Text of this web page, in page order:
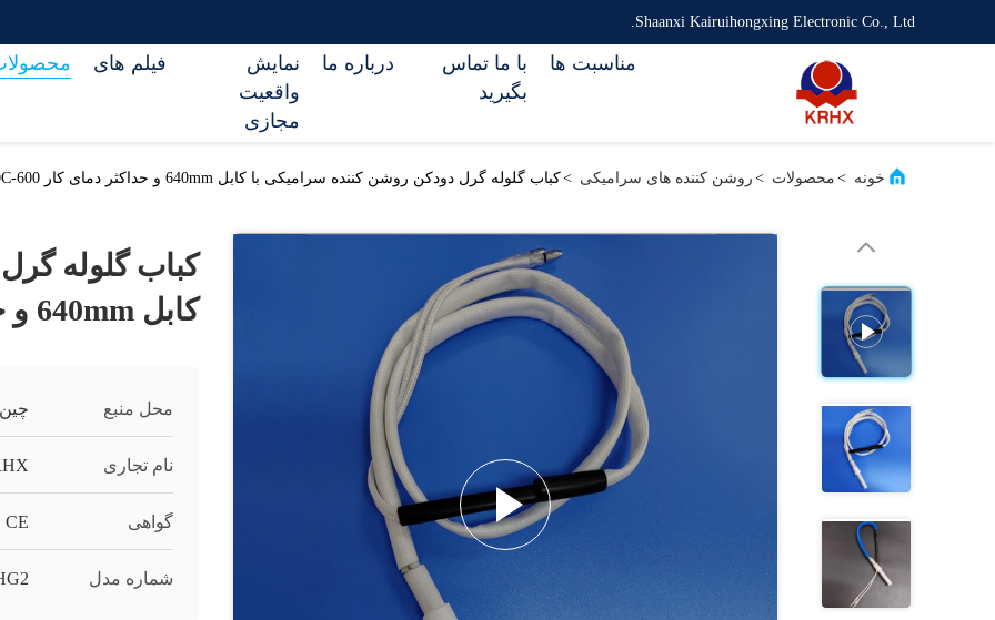
Shaanxi Kairuihongxing Electronic Co., Ltd.
فیلم های
نمایش
واقعیت
مجازی
درباره ما
با ما تماس
بگیرید
مناسبت ها
خونه > محصولات > روشن کننده های سرامیکی >کباب گلوله گرل دودکن روشن کننده سرامیکی با کابل 640mm و حداکثر دمای کار 600-1000C
کباب گلوله
کابل 640mm و حداکثر دمای کار 600-1000C
محل منبع چین
نام تجاری
گواهی CE
شماره مدل